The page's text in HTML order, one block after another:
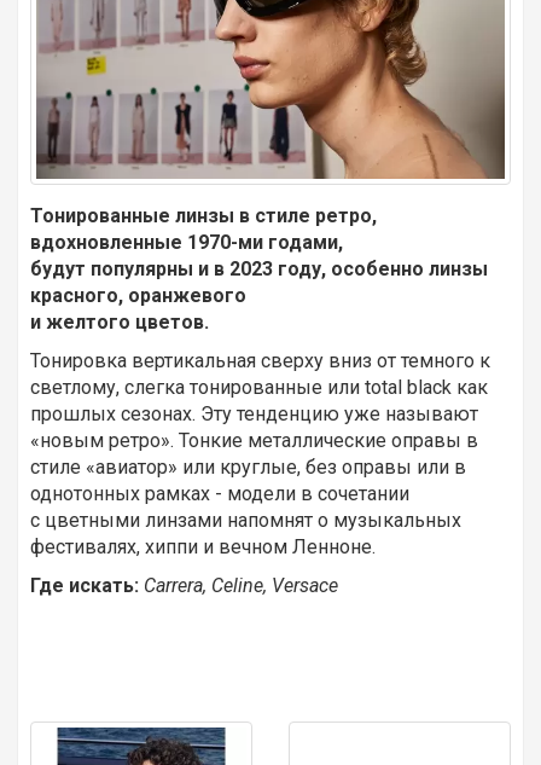
Тонированные линзы в стиле ретро, ​​
вдохновленные 1970-ми годами,
будут популярны и в 2023 году, особенно линзы
красного, оранжевого
и желтого цветов.
Тонировка вертикальная сверху вниз от темного к
светлому, слегка тонированные или total black как
прошлых сезонах. Эту тенденцию уже называют
«новым ретро». Тонкие металлические оправы в
стиле «авиатор» или круглые, без оправы или в
однотонных рамках - модели в сочетании
с цветными линзами напомнят о музыкальных
фестивалях, хиппи и вечном Ленноне.
Где искать: Carrera, Celine, Versace